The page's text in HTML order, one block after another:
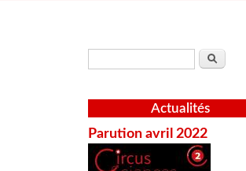
Formulaire de recherche
Rechercher
Actualités
Parution avril 2022